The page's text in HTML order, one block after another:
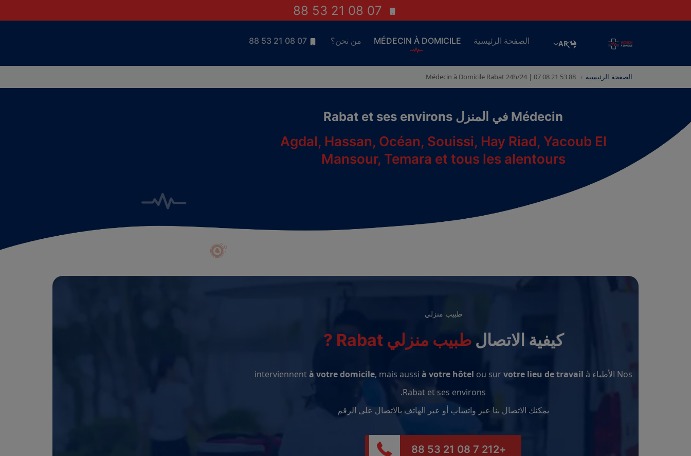
AR الصفحة الرئيسية MÉDECIN À DOMICILE من نحن؟
الصفحة الرئيسية Médecin à Domicile Rabat 24h/24 | 07 08 21 53 88
Médecin في المنزل Rabat et ses environs
Agdal, Hassan, Océan, Souissi, Hay Riad, Yacoub El
Mansour, Temara et tous les alentours
طبيب منزلي
كيفية الاتصال طبيب منزلي Rabat ?
Nos الأطباء interviennent à votre domicile, mais aussi à votre hôtel ou survotre lieu de travail à
Rabat et ses environs.
يمكنك الاتصال بنا عبر واتساب أو عبر الهاتف بالاتصال على الرقم
+212 7 08 21 53 88